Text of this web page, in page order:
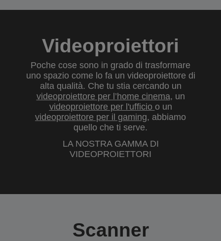
Videoproiettori
Poche cose sono in grado di trasformare
uno spazio come lo fa un videoproiettore di
alta qualità. Che tu stia cercando un
videoproiettore per l’home cinema, un
videoproiettore per l'ufficio o un
videoproiettore per il gaming, abbiamo
quello che ti serve.
LA NOSTRA GAMMA DI
VIDEOPROIETTORI
Scanner